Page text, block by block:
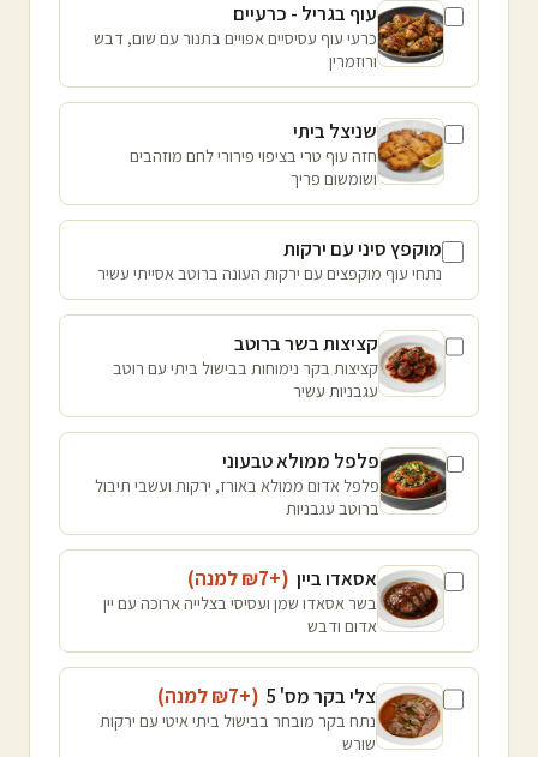
עוף בגריל - כרעיים
כרעי עוף עסיסיים אפויים בתנור עם שום, דבש
ורוזמרין
שניצל ביתי
חזה עוף טרי בציפוי פירורי לחם מוזהבים
ושומשום פריך
מוקפץ סיני עם ירקות
נתחי עוף מוקפצים עם ירקות העונה ברוטב אסייתי עשיר
קציצות בשר ברוטב
קציצות בקר נימוחות בבישול ביתי עם רוטב
עגבניות עשיר
פלפל ממולא טבעוני
פלפל אדום ממולא באורז, ירקות ועשבי תיבול
ברוטב עגבניות
אסאדו ביין (+₪
7 למנה)
בשר אסאדו שמן ועסיסי בצלייה ארוכה עם יין
אדום ודבש
צלי בקר מס' 5 (+₪
7 למנה)
נתח בקר מובחר בבישול ביתי איטי עם ירקות
שורש